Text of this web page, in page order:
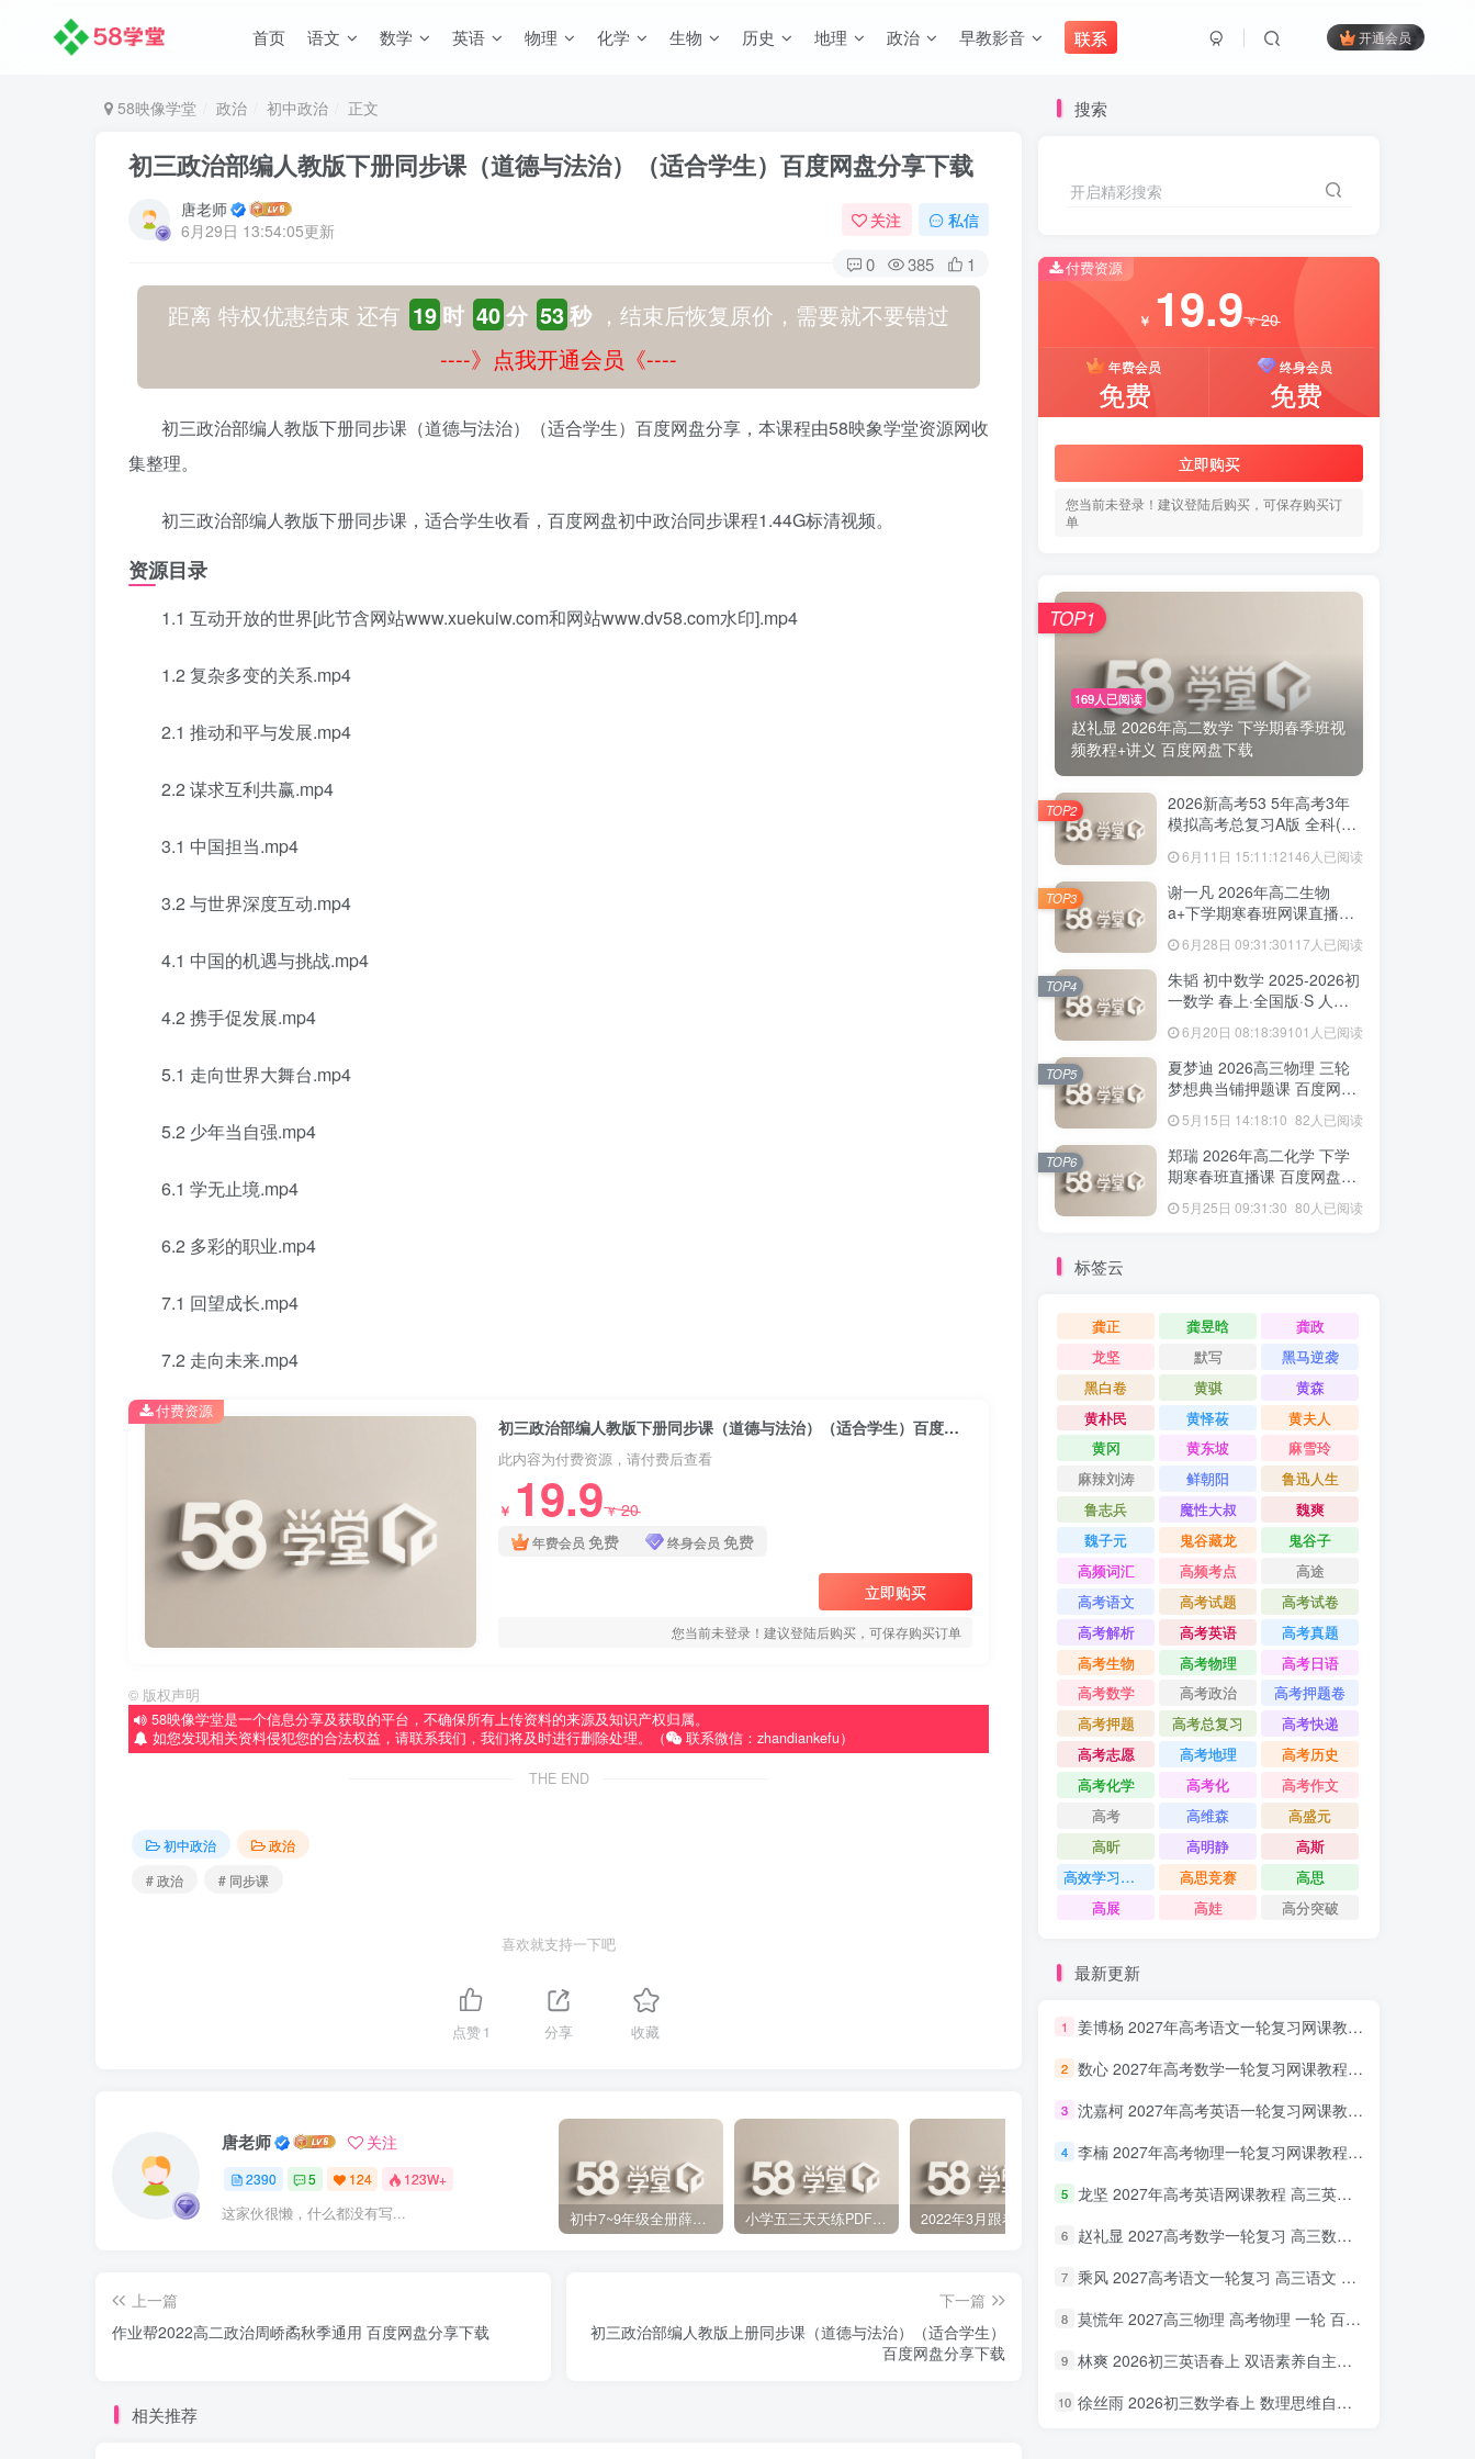
首页 语文 数学 英语 物理 化学 生物 历史 地理 政治 早教影音 联系 开通会员
58映像学堂 政治 初中政治 正文
初三政治部编人教版下册同步课（道德与法治）（适合学生）百度网盘分享下载
唐老师
6月29日 13:54:05更新
关注 私信
0 385 1
距离 特权优惠结束 还有 19 时 40分 52秒，结束后恢复原价，需要就不要错过
----》点我开通会员《----
初三政治部编人教版下册同步课（道德与法治）（适合学生）百度网盘分享，本课程由58映象学堂资源网收
集整理。
初三政治部编人教版下册同步课，适合学生收看，百度网盘初中政治同步课程1.44G标清视频。
资源目录
1.1 互动开放的世界[此节含网站www.xuekuiw.com和网站www.dv58.com水印].mp4
1.2 复杂多变的关系.mp4
2.1 推动和平与发展.mp4
2.2 谋求互利共赢.mp4
3.1 中国担当.mp4
3.2 与世界深度互动.mp4
4.1 中国的机遇与挑战.mp4
4.2 携手促发展.mp4
5.1 走向世界大舞台.mp4
5.2 少年当自强.mp4
6.1 学无止境.mp4
6.2 多彩的职业.mp4
7.1 回望成长.mp4
7.2 走向未来.mp4
初三政治部编人教版下册同步课（道德与法治）（适合学生）百度网盘分享下载
此内容为付费资源，请付费后查看
￥ 19.9￥20
年费会员 免费 终身会员 免费
立即购买
您当前未登录！建议登陆后购买，可保存购买订单
付费资源
© 版权声明
58映像学堂是一个信息分享及获取的平台，不确保所有上传资料的来源及知识产权归属。
如您发现相关资料侵犯您的合法权益，请联系我们，我们将及时进行删除处理。（
联系微信：zhandiankefu）
THE END
初中政治
政治
# 政治
# 同步课
喜欢就支持一下吧
点赞1 分享 收藏
唐老师 关注
2390 5 124 123W+
这家伙很懒，什么都没有写... 初中7~9年级全册薛金星中学教材全解PDF 百度网盘分享下载 小学五三天天练PDF（压缩打包）百度网盘分享下载
上一篇
作业帮2022高二政治周峤矞秋季通用 百度网盘分享下载
下一篇
初三政治部编人教版上册同步课（道德与法治）（适合学生）
百度网盘分享下载
相关推荐
搜索
开启精彩搜索
付费资源
￥ 19.9￥20
年费会员
免费
终身会员
免费
立即购买
您当前未登录！建议登陆后购买，可保存购买订
单
169人已阅读
赵礼显 2026年高二数学 下学期春季班视
频教程+讲义 百度网盘下载
TOP1
2026新高考53 5年高考3年
模拟高考总复习A版 全科(无
6月11日 15:11:12146人已阅读
TOP2
谢一凡 2026年高二生物
a+下学期寒春班网课直播教
6月28日 09:31:30117人已阅读
TOP3
朱韬 初中数学 2025-2026初
一数学 春上·全国版·S 人教
6月20日 08:18:39101人已阅读
TOP4
夏梦迪 2026高三物理 三轮
梦想典当铺押题课 百度网盘
5月15日 14:18:10 82人已阅读
TOP5
郑瑞 2026年高二化学 下学
期寒春班直播课 百度网盘下
5月25日 09:31:30 80人已阅读
TOP6
标签云
龚正 龚昱晗
龚政
龙坚
默写
黑马逆袭
黑白卷
黄骐
黄森
黄朴民
黄怿莜
黄夫人
黄冈
黄东坡
麻雪玲
麻辣刘涛
鲜朝阳
鲁迅人生
鲁志兵
魔性大叔
魏爽
魏子元
鬼谷藏龙
鬼谷子
高频词汇
高频考点
高途
高考语文
高考试题
高考试卷
高考解析
高考英语
高考真题
高考生物
高考物理
高考日语
高考数学
高考政治
高考押题卷
高考押题
高考总复习
高考快递
高考志愿
高考地理
高考历史
高考化学
高考化
高考作文
高考
高维森
高盛元
高昕
高明静
高斯
高效学习方法课
高思竞赛
高思
高展
高娃 高分突破
最新更新
1 姜博杨 2027年高考语文一轮复习网课教程 高三语文 上学期暑假班视频教程 百度网盘下载
2 数心 2027年高考数学一轮复习网课教程 高三数学 上学期暑假班视频教程 百度网盘下载
3 沈嘉柯 2027年高考英语一轮复习网课教程 高三英语 上学期暑假班视频教程 百度网盘下载
4 李楠 2027年高考物理一轮复习网课教程 高三物理 上学期暑假班视频教程 百度网盘下载
5 龙坚 2027年高考英语网课教程 高三英语 一轮复习视频教程 百度网盘下载
6 赵礼显 2027高考数学一轮复习 高三数学 网课视频教程暑假班 百度网盘下载
7 乘风 2027高考语文一轮复习 高三语文 网课视频教程暑秋班 百度网盘下载
8 莫慌年 2027高三物理 高考物理 一轮 百度网盘下载
9 林爽 2026初三英语春上 双语素养自主学习·TY·A+（一期）百度网盘下载
10 徐丝雨 2026初三数学春上 数理思维自主学习·TY·A+（二期）百度网盘下载